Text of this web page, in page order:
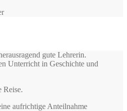
gute Lehrerin.
Unterricht in Geschichte und
Reise.
aufrichtige Anteilnahme